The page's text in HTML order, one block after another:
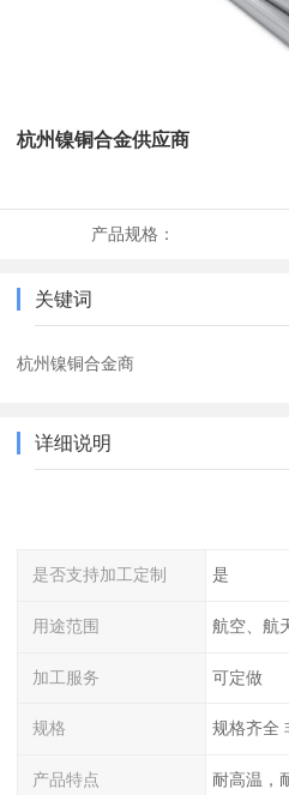
杭州镍铜合金供应商
产品规格：
关键词
杭州镍铜合金商
详细说明
是否支持加工定制 是
用途范围 航空、航
加工服务 可定做
规格 规格齐全
产品特点 耐高温，